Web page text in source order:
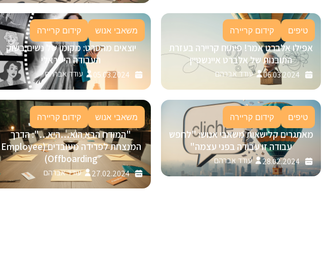
טיפים קידום קריירה
אפילו אלברט אמר! פיתוח קריירה בעזרת
התובנות של אלברט איינשטיין
06.03.2024 עודד אברהם
משאבי אנוש קידום קריירה
יוצאים מהסרט: מקומן של נשים בשוק
העבודה הישראלי
05.03.2024 עודד אברהם
טיפים קידום קריירה
מאתגרים קלישאות משאבי אנוש: "לחפש
עבודה זו עבודה בפני עצמה"
28.02.2024 עודד אברהם
משאבי אנוש קידום קריירה
"המודח הבא הוא…היא…": הדרך
המנצחת לפרידה מעובדים (Employee
Offboarding)
27.02.2024 עודד אברהם